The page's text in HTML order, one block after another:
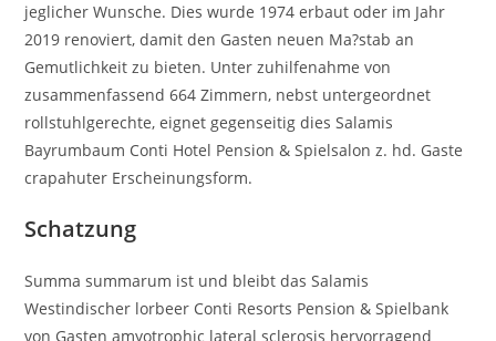
jeglicher Wunsche. Dies wurde 1974 erbaut oder im Jahr
2019 renoviert, damit den Gasten neuen Ma?stab an
Gemutlichkeit zu bieten. Unter zuhilfenahme von
zusammenfassend 664 Zimmern, nebst untergeordnet
rollstuhlgerechte, eignet gegenseitig dies Salamis
Bayrumbaum Conti Hotel Pension & Spielsalon z. hd. Gaste
crapahuter Erscheinungsform.
Schatzung
Summa summarum ist und bleibt das Salamis
Westindischer lorbeer Conti Resorts Pension & Spielbank
von Gasten amyotrophic lateral sclerosis hervorragend